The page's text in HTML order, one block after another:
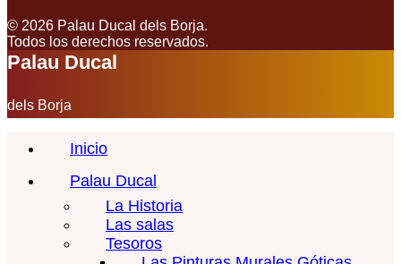
© 2026 Palau Ducal dels Borja.
Todos los derechos reservados.
Palau Ducal
dels Borja
Inicio
Palau Ducal
La Historia
Las salas
Tesoros